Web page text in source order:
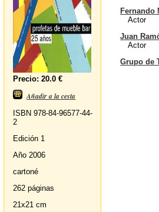
Precio: 20.0 €
Añadir a la cesta
ISBN 978-84-96577-44-
2
Edición 1
Año 2006
cartoné
262 páginas
21x21 cm
Fernando
Actor
Juan
Actor
Grupo de